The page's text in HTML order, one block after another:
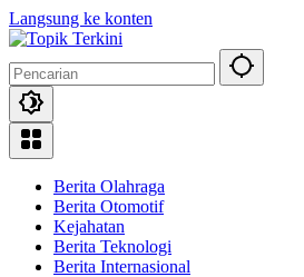
Langsung ke konten
Berita Olahraga
Berita Otomotif
Kejahatan
Berita Teknologi
Berita Internasional